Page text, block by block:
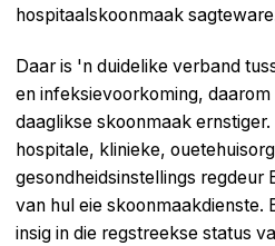
hospitaalskoonmaak
Daar is 'n duidelike verband
en infeksievoorkoming,
daaglikse skoonmaak
hospitale, klinieke,
gesondheidsinstellings regdeur
van hul eie skoonmaakdienste.
insig in die regstreekse status